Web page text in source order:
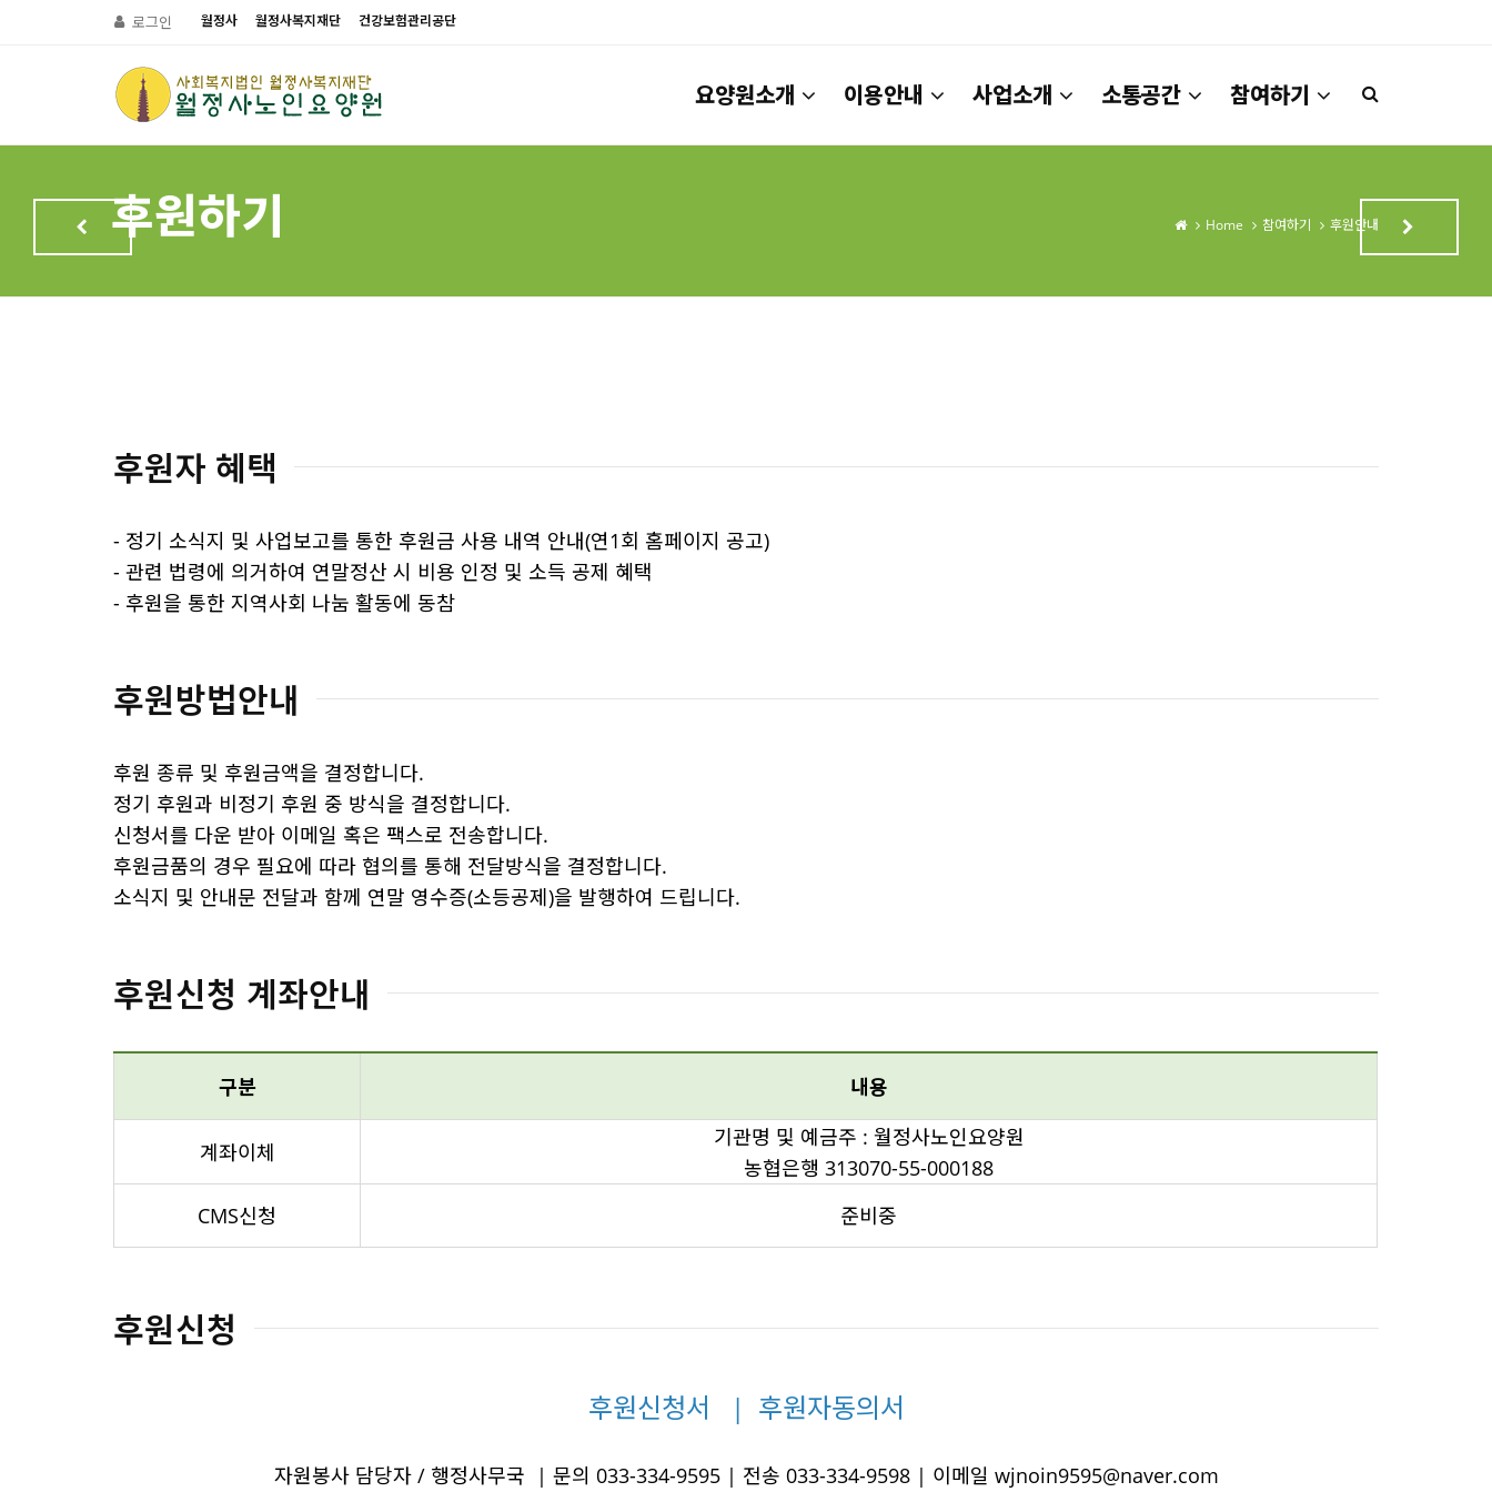
로그인 월정사 월정사복지재단 건강보험관리공단
요양원소개 이용안내 사업소개 소통공간 참여하기
후원하기 Home 참여하기 후원안내
후원자 혜택
- 정기 소식지 및 사업보고를 통한 후원금 사용 내역 안내(연1회 홈페이지 공고)
- 관련 법령에 의거하여 연말정산 시 비용 인정 및 소득 공제 혜택
- 후원을 통한 지역사회 나눔 활동에 동참
후원방법안내
후원 종류 및 후원금액을 결정합니다.
정기 후원과 비정기 후원 중 방식을 결정합니다.
신청서를 다운 받아 이메일 혹은 팩스로 전송합니다.
후원금품의 경우 필요에 따라 협의를 통해 전달방식을 결정합니다.
소식지 및 안내문 전달과 함께 연말 영수증(소등공제)을 발행하여 드립니다.
후원신청 계좌안내
구분 내용
계좌이체
기관명 및 예금주 : 월정사노인요양원
농협은행 313070-55-000188
CMS신청
준비중
후원신청
후원신청서 | 후원자동의서
자원봉사 담당자 / 행정사무국 | 문의 033-334-9595 | 전송 033-334-9598 | 이메일 wjnoin9595@naver.com